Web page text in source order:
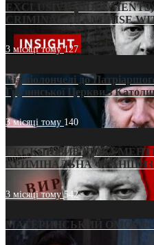
EXCLUSIVE
CRIMINAL FRANCHISE
3 місяці тому127
Від віолончелі до
Грузинської Церкви з
3 місяці тому 140
ЕКСКЛЮЗИВ
КРИМІНАЛЬНА
3 місяці тому542
МАТЕРИНСЬКИЙ